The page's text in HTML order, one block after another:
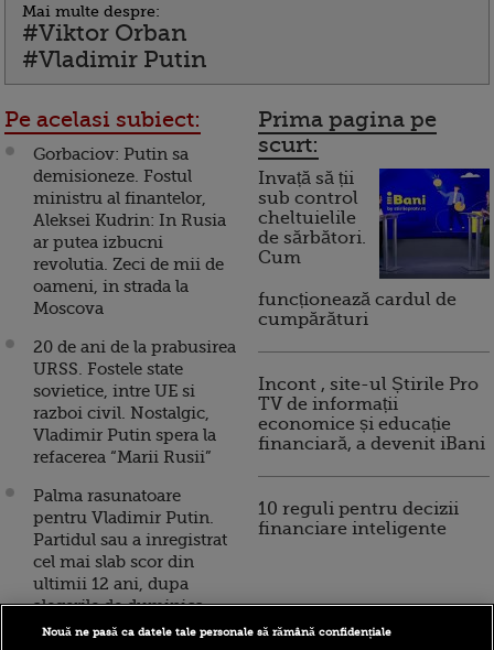
Mai multe despre:
#Viktor Orban
#Vladimir Putin
Pe acelasi subiect:
Gorbaciov: Putin sa
demisioneze. Fostul
ministru al finantelor,
Aleksei Kudrin: In Rusia
ar putea izbucni
revolutia. Zeci de mii de
oameni, in strada la
Moscova
20 de ani de la prabusirea
URSS. Fostele state
sovietice, intre UE si
razboi civil. Nostalgic,
Vladimir Putin spera la
refacerea “Marii Rusii”
Palma rasunatoare
pentru Vladimir Putin.
Partidul sau a inregistrat
cel mai slab scor din
ultimii 12 ani, dupa
alegerile de duminica
VIDEO
Prima pagina pe
scurt:
Invață să ții
sub control
cheltuielile
de sărbători.
Cum
funcționează cardul de
cumpărături
Incont , site-ul Știrile Pro
TV de informații
economice și educație
financiară, a devenit iBani
10 reguli pentru decizii
financiare inteligente
Nouă ne pasă ca datele tale personale să rămână confidențiale